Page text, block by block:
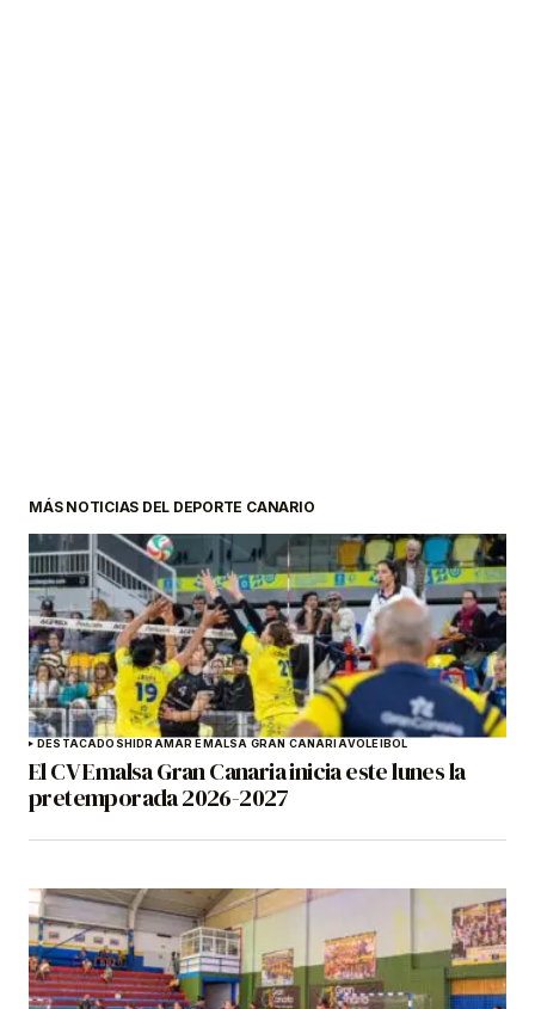
MÁS NOTICIAS DEL DEPORTE CANARIO
DESTACADOSHIDRAMAR EMALSA GRAN CANARIAVOLEIBOL
El CV Emalsa Gran Canaria inicia este lunes la
pretemporada 2026-2027